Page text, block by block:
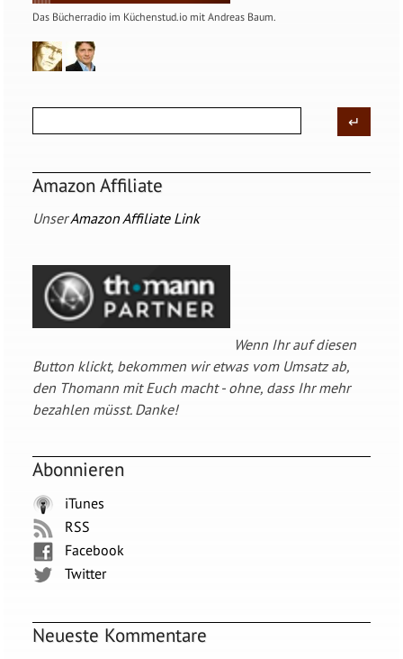
Das Bücherradio im Küchenstud.io mit Andreas Baum.
Amazon Affiliate
UnserAmazon Affiliate Link
Wenn Ihr auf diesen
Button klickt, bekommen wir etwas vom Umsatz ab,
den Thomann mit Euch macht - ohne, dass Ihr mehr
bezahlen müsst. Danke!
Abonnieren
iTunes
RSS
Facebook
Twitter
Neueste Kommentare